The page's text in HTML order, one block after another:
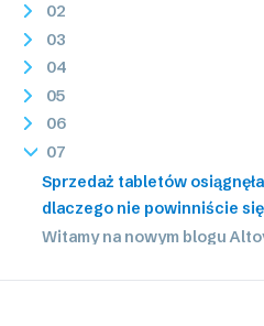
02
03
04
05
06
07
Sprzedaż tabletów
dlaczego nie powinniście
Witamy na nowym blogu